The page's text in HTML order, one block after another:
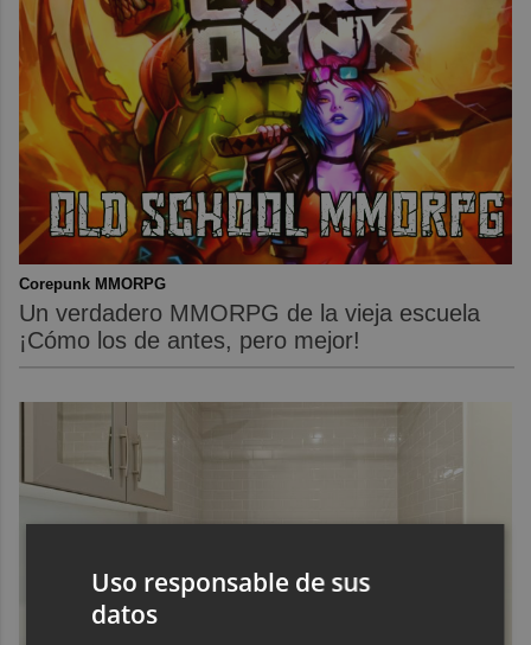
Corepunk MMORPG
Un verdadero MMORPG de la vieja escuela
¡Cómo los de antes, pero mejor!
Uso responsable de sus
datos